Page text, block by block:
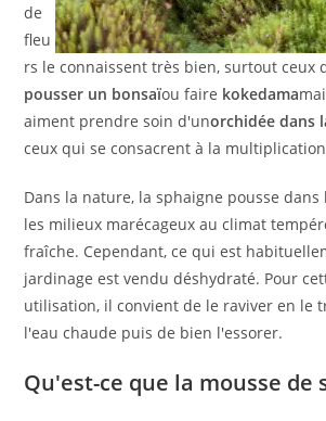
de
fleu
rs le connaissent très bien, surtout
pousser un bonsaïou faire kokedama
aiment prendre soin d'unorchidée dans
ceux qui se consacrent à la
Dans la nature, la sphaigne pousse dans
les milieux marécageux au climat
fraîche. Cependant, ce qui est
jardinage est vendu déshydraté. Pour
utilisation, il convient de le raviver en le
l'eau chaude puis de bien l'essorer.
Qu'est-ce que la mousse de